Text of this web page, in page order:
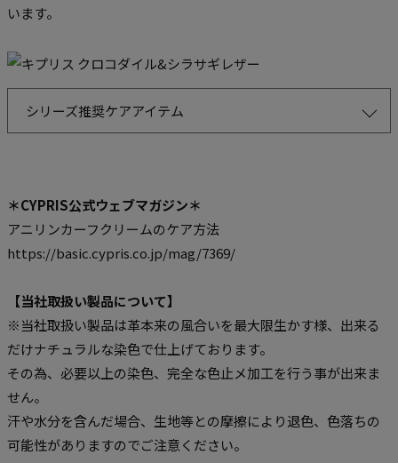
います。
シリーズ推奨ケアアイテム
＊CYPRIS公式ウェブマガジン＊
アニリンカーフクリームのケア方法
https://basic.cypris.co.jp/mag/7369/
【当社取扱い製品について】
※当社取扱い製品は革本来の風合いを最大限生かす様、出来る
だけナチュラルな染色で仕上げております。
その為、必要以上の染色、完全な色止メ加工を行う事が出来ま
せん。
汗や水分を含んだ場合、生地等との摩擦により退色、色落ちの
可能性がありますのでご注意ください。